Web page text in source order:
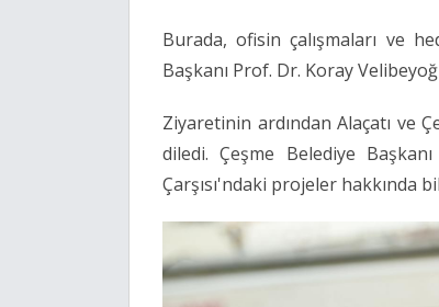
Burada, ofisin çalışmaları ve
Başkanı Prof. Dr. Koray
Ziyaretinin ardından Alaçatı ve
diledi. Çeşme Belediye
Çarşısı'ndaki projeler hakkında